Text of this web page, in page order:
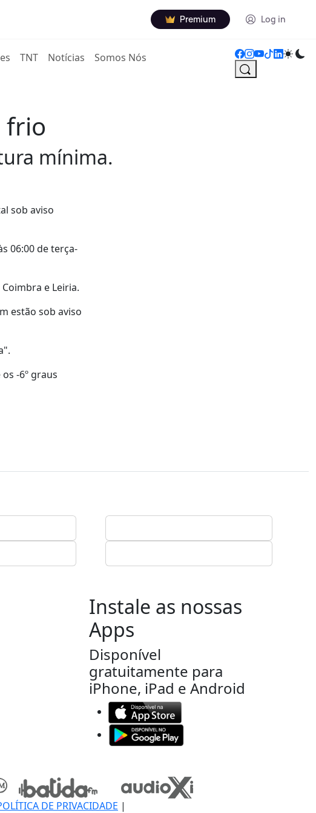
Premium Log in
TNT Notícias Somos Nós
frio
mínima.
sob aviso
06:00 de terça-
e Leiria.
estão sob aviso
-6º graus
Instale as nossas
Apps
Disponível
gratuitamente para
iPhone, iPad e Android
DE PRIVACIDADE |